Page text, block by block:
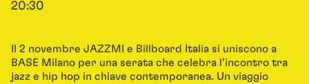
Il 2 novembre JAZZMI e Billboard Italia si uniscono a
BASE Milano per una serata che celebra l’incontro tra
jazz e hip hop in chiave contemporanea. Un viaggio
20:30